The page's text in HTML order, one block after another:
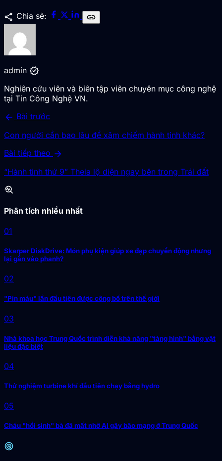
share Chia sẻ: link
admin verified
Nghiên cứu viên và biên tập viên chuyên mục công nghệ
tại Tin Công Nghệ VN.
arrow_back Bài trước
Con người cần bao lâu để xâm chiếm hành tinh khác?
Bài tiếp theo arrow_forward
“Hành tinh thứ 9” Theia lộ diện ngay bên trong Trái đất
troubleshoot
Phân tích nhiều nhất
01
Skarper DiskDrive: Món phụ kiện giúp xe đạp chuyển động nhưng
lại gắn vào phanh?
02
"Pin máu" lần đầu tiên được công bố trên thế giới
03
Nhà khoa học Trung Quốc trình diễn khả năng "tàng hình" bằng vật
liệu đặc biệt
04
Thử nghiệm turbine khí đầu tiên chạy bằng hydro
05
Cháu "hồi sinh" bà đã mất nhờ AI gây bão mạng ở Trung Quốc
radar